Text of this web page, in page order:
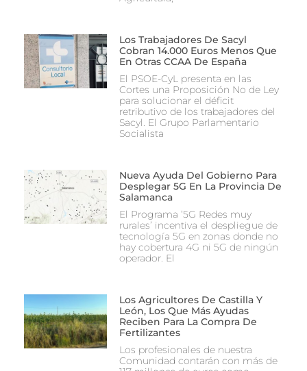
Los Trabajadores De Sacyl
Cobran 14.000 Euros Menos Que
En Otras CCAA De España
El PSOE-CyL presenta en las
Cortes una Proposición No de Ley
para solucionar el déficit
retributivo de los trabajadores del
Sacyl. El Grupo Parlamentario
Socialista
Nueva Ayuda Del Gobierno Para
Desplegar 5G En La Provincia De
Salamanca
El Programa ‘5G Redes muy
rurales’ incentiva el despliegue de
tecnología 5G en zonas donde no
hay cobertura 4G ni 5G de ningún
operador. El
Los Agricultores De Castilla Y
León, Los Que Más Ayudas
Reciben Para La Compra De
Fertilizantes
Los profesionales de nuestra
Comunidad contarán con más de